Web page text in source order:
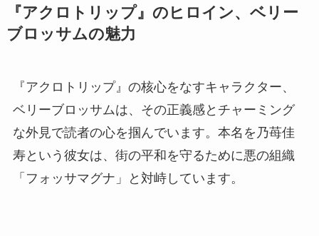
『アクロトリップ』のヒロイン、ベリー
ブロッサムの魅力
『アクロトリップ』の核心をなすキャラクター、
ベリーブロッサムは、その正義感とチャーミング
な外見で読者の心を掴んでいます。本名を乃苺佳
寿という彼女は、街の平和を守るために悪の組織
「フォッサマグナ」と対峙しています。